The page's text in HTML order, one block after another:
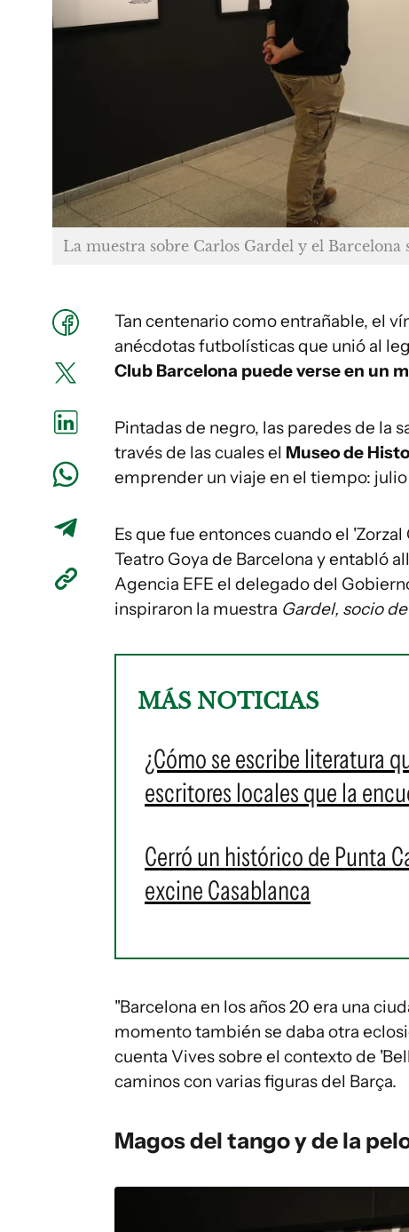
La muestra sobre Carlos Gardel y el
Tan centenario como entrañable, el
anécdotas futbolísticas que unió al
Club Barcelona puede verse en un
Pintadas de negro, las paredes de la
través de las cuales el Museo de
emprender un viaje en el tiempo: julio
Es que fue entonces cuando el
Teatro Goya de Barcelona y entabló
Agencia EFE el delegado del
inspiraron la muestra Gardel, socio
MÁS NOTICIAS
¿Cómo se escribe literatura
escritores locales que la
Cerró un histórico de Punta
excine Casablanca
"Barcelona en los años 20 era una
momento también se daba otra
cuenta Vives sobre el contexto de
caminos con varias figuras del Barça.
Magos del tango y de la